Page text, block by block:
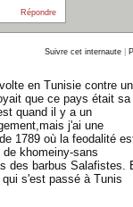
Répondre
Suivre cet internaute
en Tunisie contre un
que ce pays était sa
quand il y a un
j'ai une
1789 où la feodalité
khomeiny-sans
des barbus Salafistes.
s'est passé à Tunis